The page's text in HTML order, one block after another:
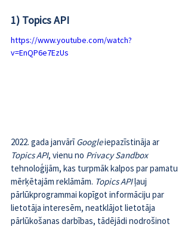
1) Topics API
https://www.youtube.com/watch?
v=EnQP6e7EzUs
2022. gada janvārī Google iepazīstināja ar
Topics API, vienu no Privacy Sandbox
tehnoloģijām, kas turpmāk kalpos par pamatu
mērķētajām reklāmām. Topics API ļauj
pārlūkprogrammai kopīgot informāciju par
lietotāja interesēm, neatklājot lietotāja
pārlūkošanas darbības, tādējādi nodrošinot